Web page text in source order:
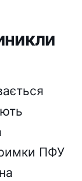
ПФУ